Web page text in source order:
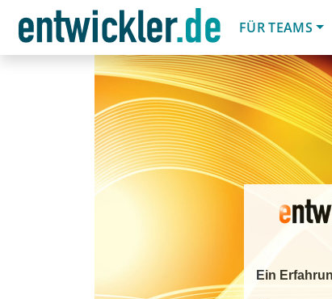
FÜR TEAMS
Ein